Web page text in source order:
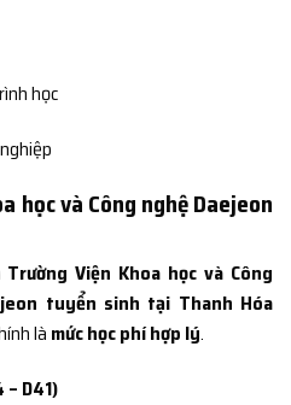
học
học và Công nghệ Daejeon
Trường Viện Khoa học và Công
tuyển sinh tại Thanh Hóa
là mức học phí hợp lý.
D41)